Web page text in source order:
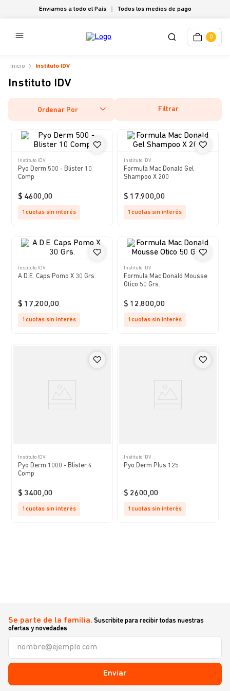
Enviamos a todo el País Todos los medios de pago
0
Instituto IDV
Instituto IDV
Ordenar Por Filtrar
Instituto IDV
Pyo Derm 500 - Blister 10
Comp
$ 4600,00
1 cuotas sin interés
Instituto IDV
Formula Mac Donald Gel
Shampoo X 200
$ 17.900,00
1 cuotas sin interés
Instituto IDV
A.D.E. Caps Pomo X 30 Grs.
$ 17.200,00
1 cuotas sin interés
Instituto IDV
Formula Mac Donald Mousse
Otico 50 Grs.
$ 12.800,00
1 cuotas sin interés
Instituto IDV
Pyo Derm 1000 - Blister 4
Comp
$ 3400,00
1 cuotas sin interés
Instituto IDV
Pyo Derm Plus 125
$ 2600,00
1 cuotas sin interés
Se parte de la familia. Suscribite para recibir todas nuestras
ofertas y novedades
Enviar